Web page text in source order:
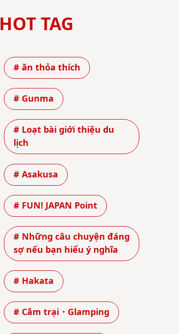
HOT TAG
# ăn thỏa thích
# Gunma
# Loạt bài giới thiệu du
lịch
# Asakusa
# FUN! JAPAN Point
# Những câu chuyện đáng
sợ nếu bạn hiểu ý nghĩa
# Hakata
# Cắm trại・Glamping